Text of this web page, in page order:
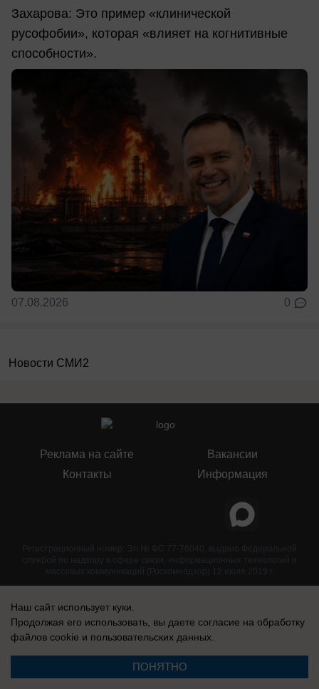
Захарова: Это пример «клинической
русофобии», которая «влияет на когнитивные
способности».
07.08.2026 0
Новости СМИ2
Реклама на сайте
Контакты
Вакансии
Информация
Регистрационный номер: Эл № ФС 77-76040, выдано Федеральной
службой по надзору в сфере связи, информационных технологий и
массовых коммуникаций (Роскомнадзор) 12 июля 2019 г.
Наш сайт использует куки.
Продолжая его использовать, вы даете согласие на обработку
файлов cookie и пользовательских данных.
ПОНЯТНО